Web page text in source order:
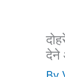
देने